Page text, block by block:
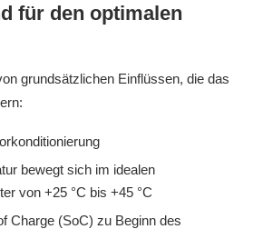
für den optimalen
grundsätzlichen Einflüssen, die das
bewegt sich im idealen
von +25 °C bis +45 °C
Charge (SoC) zu Beginn des